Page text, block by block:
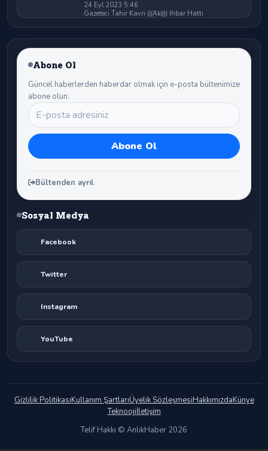
24 Eyl 2023 5:46
Gazeteci Tahir Kavri (((Alo))) İhbar Hattı
Abone Ol
Güncel haberlerden haberdar olmak için e-posta bültenimize
abone olun.
Bültenden ayrıl
Sosyal Medya
Facebook
Twitter
Instagram
YouTube
Gizlilik PolitikasıKullanım ŞartlarıÜyelik SözleşmesiHakkımızdaKünye
Teknoojiİletişim
Telif Hakkı © AnlıkHaber 2026